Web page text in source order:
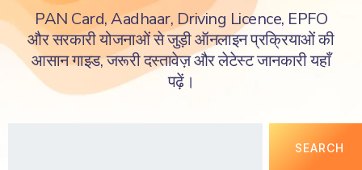
PAN Card, Aadhaar, Driving Licence, EPFO
और सरकारी योजनाओं से जुड़ी ऑनलाइन प्रक्रियाओं की
आसान गाइड, जरूरी दस्तावेज़ और लेटेस्ट जानकारी यहाँ
पढ़ें।
SEARCH